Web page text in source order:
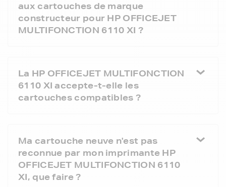
aux cartouches de marque
constructeur pour HP OFFICEJET
MULTIFONCTION 6110 XI ?
La HP OFFICEJET MULTIFONCTION
6110 XI accepte-t-elle les
cartouches compatibles ?
Ma cartouche neuve n'est pas
reconnue par mon imprimante HP
OFFICEJET MULTIFONCTION 6110
XI, que faire ?